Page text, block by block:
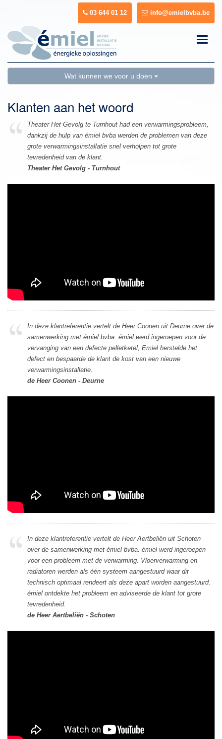
03 644 01 12 info@emielbvba.be
Toggle
Wat kunnen we voor u doen
Klanten aan het woord
Theater Het Gevolg te Turnhout had een verwarmingsprobleem,
dankzij de hulp van émiel bvba werden de problemen van deze
grote verwarmingsinstallatie snel verholpen tot grote
tevredenheid van de klant.
Theater Het Gevolg - Turnhout
In deze klantreferentie vertelt de Heer Coonen uit Deurne over de
samenwerking met émiel bvba. émiel werd ingeroepen voor de
vervanging van een defecte pelletketel, Emiel herstelde het
defect en bespaarde de klant de kost van een nieuwe
verwarmingsinstallatie.
de Heer Coonen - Deurne
In deze klantreferentie vertelt de Heer Aertbeliën uit Schoten
over de samenwerking met émiel bvba. émiel werd ingeroepen
voor een probleem met de verwarming. Vloerverwarming en
radiatoren werden als één systeem aangestuurd waar dit
technisch optimaal rendeert als deze apart worden aangestuurd.
émiel ontdekte het probleem en adviseerde de klant tot grote
tevredenheid.
de Heer Aertbeliën - Schoten